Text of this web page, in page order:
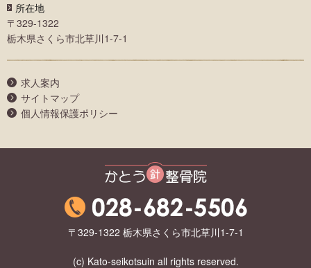
所在地
〒329-1322
栃木県さくら市北草川1-7-1
求人案内
サイトマップ
個人情報保護ポリシー
かとう整骨院
〒329-1322 栃木県さくら市北草川1-7-1
(c) Kato-seikotsuin all rights reserved.